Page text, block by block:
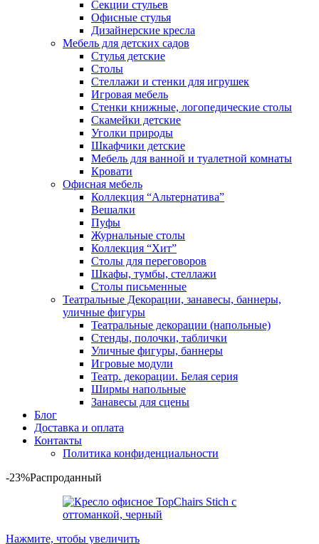
Секции стульев
Офисные стулья
Дизайнерские кресла
Мебель для детских садов
Стулья детские
Столы
Стеллажи и стенки для игрушек
Игровая мебель
Стенки книжные, логопедические столы
Скамейки детские
Уголки природы
Шкафчики детские
Мебель для ванной и туалетной комнаты
Кровати
Офисная мебель
Коллекция “Альтернатива”
Вешалки
Пуфы
Журнальные столы
Коллекция “Хит”
Столы для переговоров
Шкафы, тумбы, стеллажи
Столы письменные
Театральные Декорации, занавесы, баннеры,
уличные фигуры
Театральные декорации (напольные)
Стенды, полочки, таблички
Уличные фигуры, баннеры
Игровые модули
Театр. декорации. Белая серия
Ширмы напольные
Занавесы для сцены
Блог
Доставка и оплата
Контакты
Политика конфиденциальности
-23%Распроданный
Нажмите, чтобы увеличить